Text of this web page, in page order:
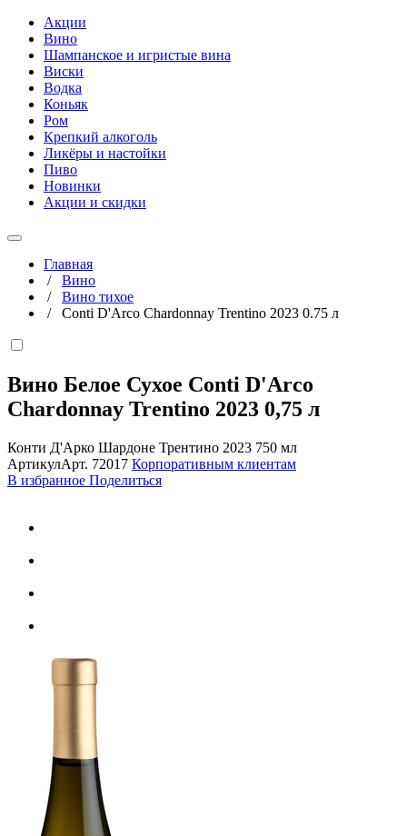
Акции
Вино
Шампанское и игристые вина
Виски
Водка
Коньяк
Ром
Крепкий алкоголь
Ликёры и настойки
Пиво
Новинки
Акции и скидки
Главная
/ Вино
/ Вино тихое
/ Conti D'Arco Chardonnay Trentino 2023 0.75 л
Вино Белое Сухое Conti D'Arco
Chardonnay Trentino 2023 0,75 л
Конти Д'Арко Шардоне Трентино 2023 750 мл
АртикулАрт. 72017 Корпоративным клиентам
В избранное Поделиться